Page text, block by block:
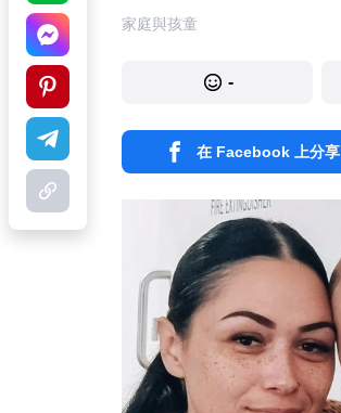
家庭與孩童
-
在 Facebook 上分享